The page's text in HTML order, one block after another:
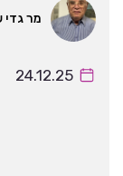
מר
24.12.25